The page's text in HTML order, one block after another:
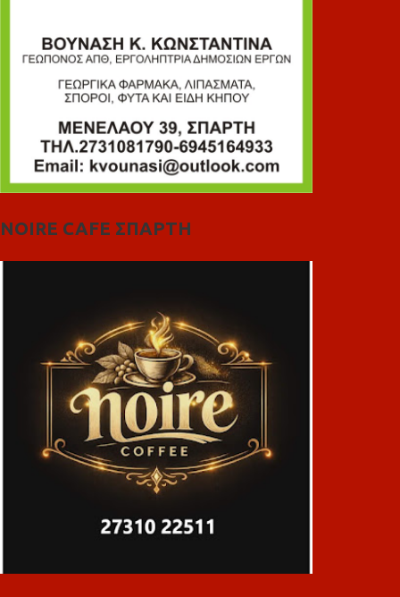
NOIRE CAFE ΣΠΑΡΤΗ